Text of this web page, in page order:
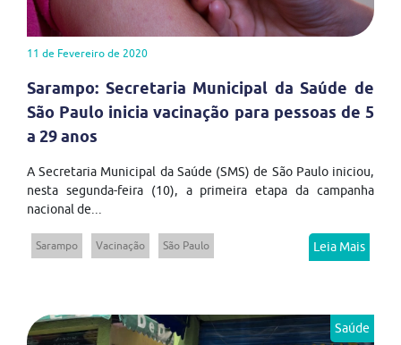
11 de Fevereiro de 2020
Sarampo: Secretaria Municipal da Saúde de
São Paulo inicia vacinação para pessoas de 5
a 29 anos
A Secretaria Municipal da Saúde (SMS) de São Paulo iniciou,
nesta segunda-feira (10), a primeira etapa da campanha
nacional de...
Sarampo Vacinação São Paulo Leia Mais
Saúde